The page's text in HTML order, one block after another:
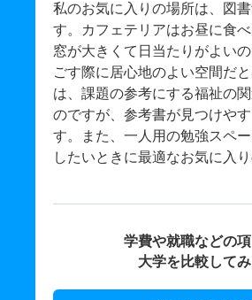
私のお気に入りの場所は、図
す。カフェテリアはお昼に食べ
窓が大きくて日当たりがよい
ごす際に居心地のよい空間だ
は、課題の参考にする福祉の
のですが、参考書が見つけや
す。また、一人用の勉強スペ
したいときに最適なお気に入
学費や就職などの項
大学を比較してみ